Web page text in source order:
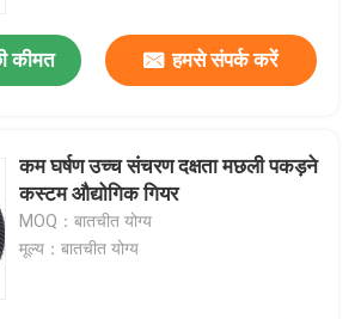
कीमत हमसे संपर्क करें
कम घर्षण उच्च संचरण दक्षता मछली पकड़ने
कस्टम औद्योगिक गियर
MOQ：बातचीत योग्य
मूल्य：बातचीत योग्य